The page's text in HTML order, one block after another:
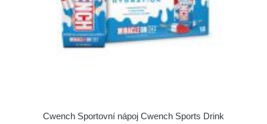
Cwench Sportovní nápoj Cwench Sports Drink